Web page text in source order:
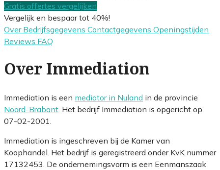
Gratis offertes vergelijken
Vergelijk en bespaar tot 40%!
Over Bedrijfsgegevens Contactgegevens Openingstijden
Reviews FAQ
Over Immediation
Immediation is een mediator in Nuland in de provincie
Noord-Brabant . Het bedrijf Immediation is opgericht op
07-02-2001.
Immediation is ingeschreven bij de Kamer van
Koophandel. Het bedrijf is geregistreerd onder KvK nummer
17132453. De ondernemingsvorm is een Eenmanszaak